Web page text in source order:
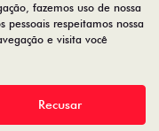
Reservados.
fazemos uso de nossa
pessoais respeitamos nossa
e visita você
Recusar